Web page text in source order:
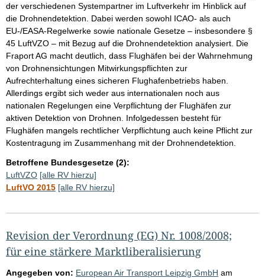
der verschiedenen Systempartner im Luftverkehr im Hinblick auf
die Drohnendetektion. Dabei werden sowohl ICAO- als auch
EU-/EASA-Regelwerke sowie nationale Gesetze – insbesondere §
45 LuftVZO – mit Bezug auf die Drohnendetektion analysiert. Die
Fraport AG macht deutlich, dass Flughäfen bei der Wahrnehmung
von Drohnensichtungen Mitwirkungspflichten zur
Aufrechterhaltung eines sicheren Flughafenbetriebs haben.
Allerdings ergibt sich weder aus internationalen noch aus
nationalen Regelungen eine Verpflichtung der Flughäfen zur
aktiven Detektion von Drohnen. Infolgedessen besteht für
Flughäfen mangels rechtlicher Verpflichtung auch keine Pflicht zur
Kostentragung im Zusammenhang mit der Drohnendetektion.
Betroffene Bundesgesetze (2):
LuftVZO [alle RV hierzu]
LuftVO 2015 [alle RV hierzu]
Revision der Verordnung (EG) Nr. 1008/2008;
für eine stärkere Marktliberalisierung
Angegeben von: European Air Transport Leipzig GmbH am